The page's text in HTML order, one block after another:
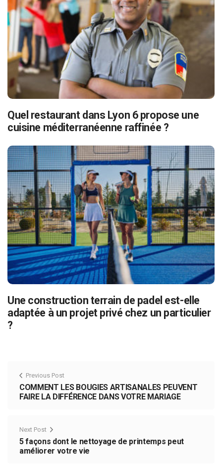
Quel restaurant dans Lyon 6 propose une
cuisine méditerranéenne raffinée ?
Une construction terrain de padel est-elle
adaptée à un projet privé chez un particulier
?
Previous Post
COMMENT LES BOUGIES ARTISANALES PEUVENT
FAIRE LA DIFFÉRENCE DANS VOTRE MARIAGE
Next Post
5 façons dont le nettoyage de printemps peut
améliorer votre vie